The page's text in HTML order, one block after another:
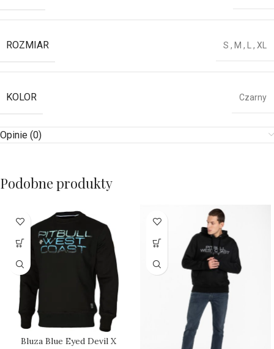
ROZMIAR S , M , L, XL
KOLOR Czarny
Opinie (0)
Podobne produkty
Bluza Blue Eyed Devil X